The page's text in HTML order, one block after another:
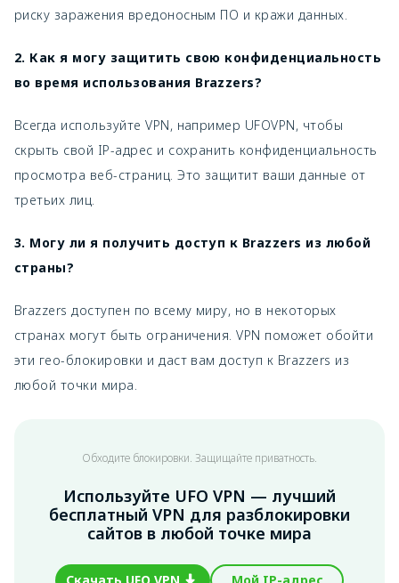
риску заражения вредоносным ПО и кражи данных.
2. Как я могу защитить свою конфиденциальность
во время использования Brazzers?
Всегда используйте VPN, например UFOVPN, чтобы
скрыть свой IP-адрес и сохранить конфиденциальность
просмотра веб-страниц. Это защитит ваши данные от
третьих лиц.
3. Могу ли я получить доступ к Brazzers из любой
страны?
Brazzers доступен по всему миру, но в некоторых
странах могут быть ограничения. VPN поможет обойти
эти гео-блокировки и даст вам доступ к Brazzers из
любой точки мира.
Обходите блокировки. Защищайте приватность.
Используйте UFO VPN — лучший
бесплатный VPN для разблокировки
сайтов в любой точке мира